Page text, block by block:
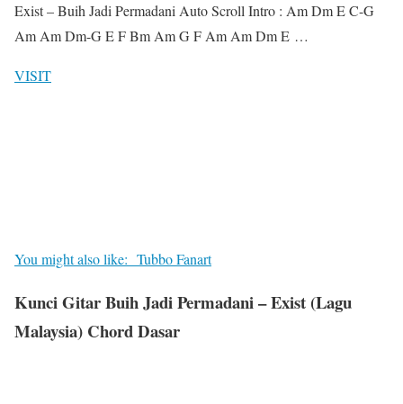
Exist – Buih Jadi Permadani Auto Scroll Intro : Am Dm E C-G
Am Am Dm-G E F Bm Am G F Am Am Dm E …
VISIT
You might also like: Tubbo Fanart
Kunci Gitar Buih Jadi Permadani – Exist (Lagu
Malaysia) Chord Dasar